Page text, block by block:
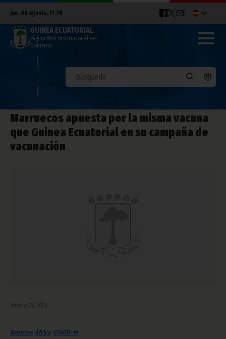
jue. 06 agosto, 17:19
GUINEA ECUATORIAL
Página Web Institucional del
Gobierno
Marruecos apuesta por la misma vacuna
que Guinea Ecuatorial en su campaña de
vacunación
febrero 24, 2021
Noticias África COVID-19